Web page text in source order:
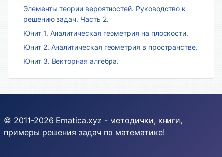
Элементы теории вероятностей. Руководство к
решению задач. Часть 2.
Юнит 1. Аналитическая геометрия на плоскости.
Юнит 2. Аналитическая геометрия в пространстве.
Юнит 3. Векторная алгебра.
© 2011-2026 Ematica.xyz - методички, книги,
примеры решения задач по математике!